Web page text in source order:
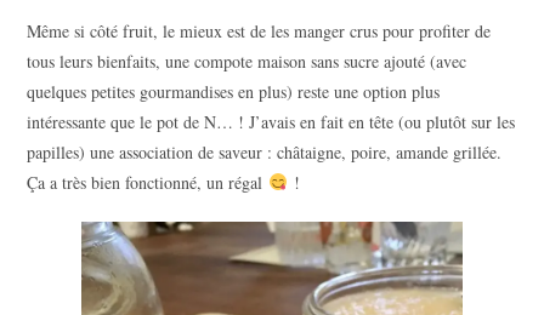
Même si côté fruit, le mieux est de les manger crus pour profiter de
tous leurs bienfaits, une compote maison sans sucre ajouté (avec
quelques petites gourmandises en plus) reste une option plus
intéressante que le pot de N… ! J’avais en fait en tête (ou plutôt sur les
papilles) une association de saveur : châtaigne, poire, amande grillée.
Ça a très bien fonctionné, un régal
!